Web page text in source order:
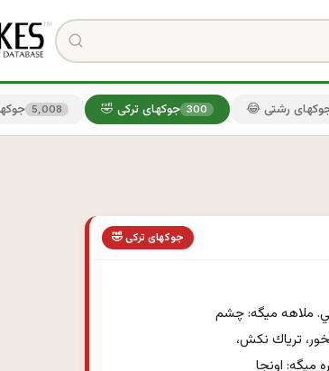
😄 5,008 🤣 جوکهای ترکی 300 جوکهای رشتی
🤣 جوکهای ترکی